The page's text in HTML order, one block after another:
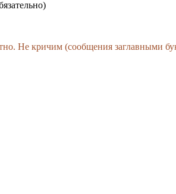
Не кричим (сообщения заглавными